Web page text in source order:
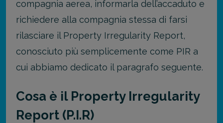
compagnia aerea, informarla dell’accaduto e
richiedere alla compagnia stessa di farsi
rilasciare il Property Irregularity Report,
conosciuto più semplicemente come PIR a
cui abbiamo dedicato il paragrafo seguente.
Cosa è il Property Irregularity
Report (P.I.R)